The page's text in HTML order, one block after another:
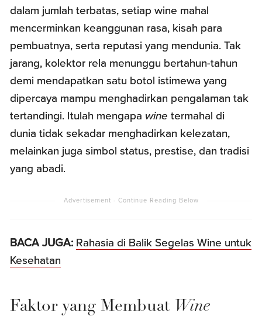
dalam jumlah terbatas, setiap wine mahal
mencerminkan keanggunan rasa, kisah para
pembuatnya, serta reputasi yang mendunia. Tak
jarang, kolektor rela menunggu bertahun-tahun
demi mendapatkan satu botol istimewa yang
dipercaya mampu menghadirkan pengalaman tak
tertandingi. Itulah mengapa wine termahal di
dunia tidak sekadar menghadirkan kelezatan,
melainkan juga simbol status, prestise, dan tradisi
yang abadi.
BACA JUGA: Rahasia di Balik Segelas Wine untuk
Kesehatan
Faktor yang Membuat Wine